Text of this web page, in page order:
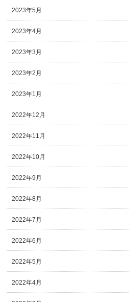
2023年5月
2023年4月
2023年3月
2023年2月
2023年1月
2022年12月
2022年11月
2022年10月
2022年9月
2022年8月
2022年7月
2022年6月
2022年5月
2022年4月